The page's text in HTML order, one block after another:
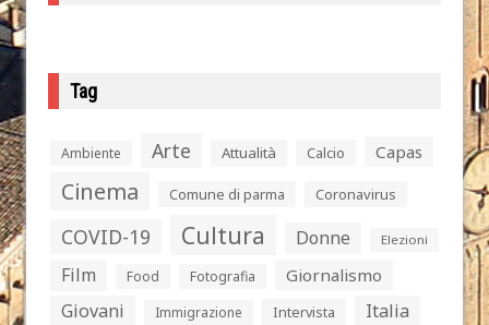
Tag
Ambiente Arte Attualità Calcio Capas
Cinema Comune di parma Coronavirus
COVID-19 Cultura Donne Elezioni
Film Food Fotografia Giornalismo
Giovani Immigrazione Intervista Italia